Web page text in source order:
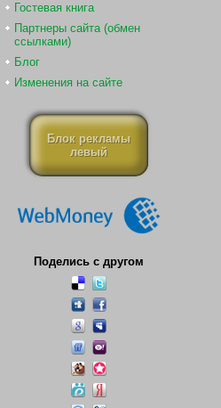
Гостевая книга
Партнеры сайта (обмен
ссылками)
Блог
Изменения на сайте
Блок рекламы
левый
Поделись с другом